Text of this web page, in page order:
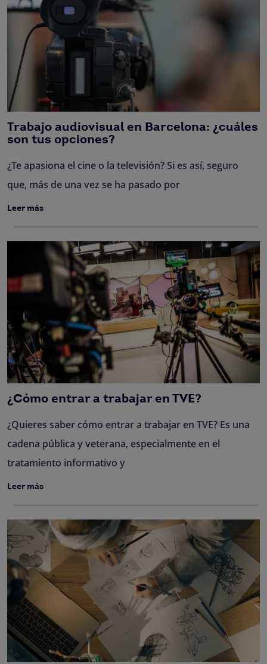
Trabajo audiovisual en Barcelona: ¿cuáles
son tus opciones?
¿Te apasiona el cine o la televisión? Si es así, seguro
que, más de una vez se ha pasado por
Leer más
¿Cómo entrar a trabajar en TVE?
¿Quieres saber cómo entrar a trabajar en TVE? Es una
cadena pública y veterana, especialmente en el
tratamiento informativo y
Leer más